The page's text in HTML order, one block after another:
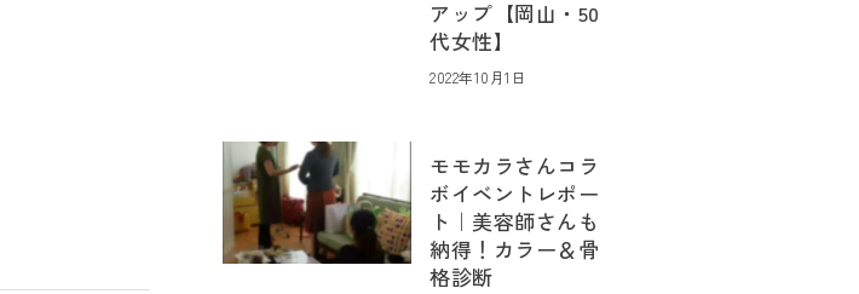
アップ【岡山・50
代女性】
2022年10月1日
モモカラさんコラ
ボイベントレポー
ト｜美容師さんも
納得！カラー＆骨
格診断